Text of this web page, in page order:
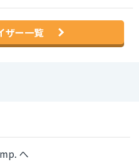
ザー一覧
へ